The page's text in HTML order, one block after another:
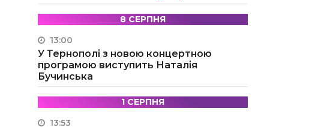
8 СЕРПНЯ
13:00
У Тернополі з новою концертною
програмою виступить Наталія
Бучинська
1 СЕРПНЯ
13:53